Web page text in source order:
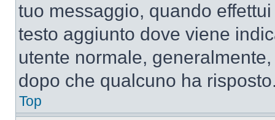
tuo messaggio, quando
testo aggiunto dove viene
utente normale,
dopo che qualcuno ha
Top